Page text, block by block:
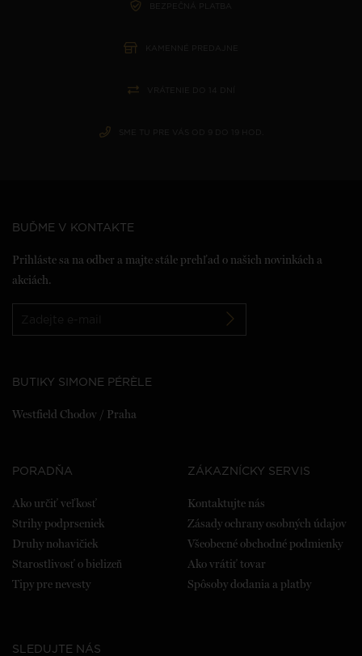
PORADŇA
Ako určiť veľkosť
Strihy podprseniek
Druhy nohavičiek
Starostlivosť o bielizeň
Tipy pre nevesty
ZÁKAZNÍCKY SERVIS
Kontaktujte nás
Zásady ochrany osobných údajov
Všeobecné obchodné podmienky
Ako vrátiť tovar
Spôsoby dodania a platby
BUĎME V KONTAKTE
Prihláste sa na odber a majte stále prehľad o našich novinkách a
akciách.
SLEDUJTE NÁS
BUTIKY SIMONE PÉRÈLE
Westfield Chodov / Praha